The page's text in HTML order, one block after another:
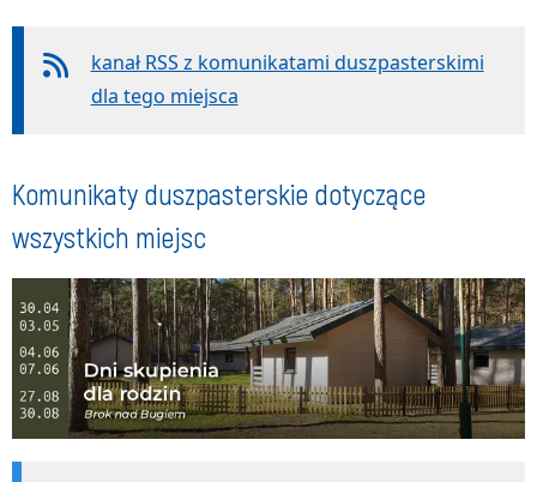
kanał RSS z komunikatami duszpasterskimi
dla tego miejsca
Komunikaty duszpasterskie dotyczące
wszystkich miejsc